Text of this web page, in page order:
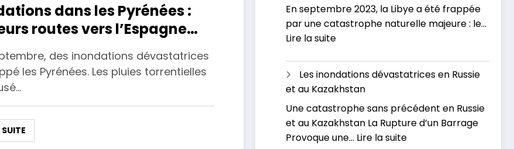
dans les Pyrénées :
routes vers l’Espagne
jusqu’à nouvel ordre
des inondations dévastatrices
les Pyrénées. Les pluies torrentielles
SUITE
L’actualité
officielle
En septembre 2023, la Libye a été frappée
par une catastrophe naturelle majeure : le…
Lire la suite:
inondations
en
Libye
:
Analyse
approfondie
Les inondations dévastatrices en Russie
et au Kazakhstan
Une catastrophe sans précédent en Russie
et au Kazakhstan La Rupture d’un Barrage
Provoque une… Lire la suite: